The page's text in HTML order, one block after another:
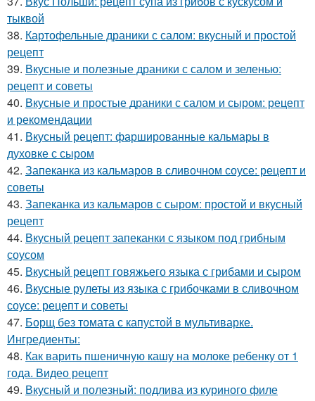
тыквой
38. Картофельные драники с салом: вкусный и простой
рецепт
39. Вкусные и полезные драники с салом и зеленью:
рецепт и советы
40. Вкусные и простые драники с салом и сыром: рецепт
и рекомендации
41. Вкусный рецепт: фаршированные кальмары в
духовке с сыром
42. Запеканка из кальмаров в сливочном соусе: рецепт и
советы
43. Запеканка из кальмаров с сыром: простой и вкусный
рецепт
44. Вкусный рецепт запеканки с языком под грибным
соусом
45. Вкусный рецепт говяжьего языка с грибами и сыром
46. Вкусные рулеты из языка с грибочками в сливочном
соусе: рецепт и советы
47. Борщ без томата с капустой в мультиварке.
Ингредиенты:
48. Как варить пшеничную кашу на молоке ребенку от 1
года. Видео рецепт
49. Вкусный и полезный: подлива из куриного филе